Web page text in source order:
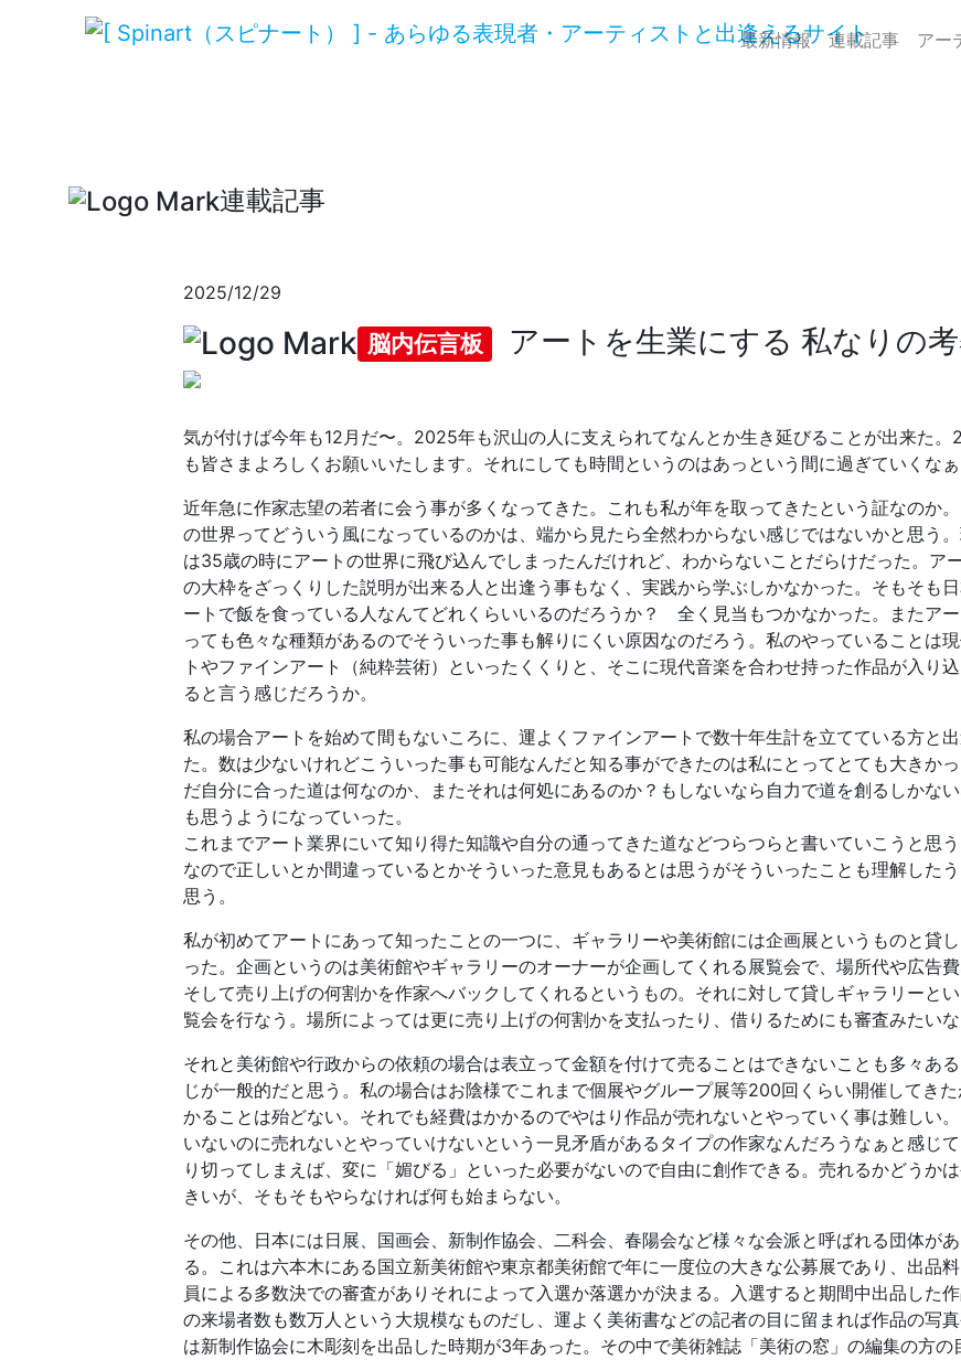
最新情報 連載記事 アー
連載記事
2025/12/29
脳内伝言板 アートを生業にする 私なりの考
気が付けば今年も12月だ〜。2025年も沢山の人に支えられてなんとか生き延びることが出来た
も皆さまよろしくお願いいたします。それにしても時間というのはあっという間に過ぎていくなぁ
近年急に作家志望の若者に会う事が多くなってきた。これも私が年を取ってきたという証なのか。
の世界ってどういう風になっているのかは、端から見たら全然わからない感じではないかと思う
は35歳の時にアートの世界に飛び込んでしまったんだけれど、わからないことだらけだった。ア
の大枠をざっくりした説明が出来る人と出逢う事もなく、実践から学ぶしかなかった。そもそも
ートで飯を食っている人なんてどれくらいいるのだろうか？ 全く見当もつかなかった。またア
っても色々な種類があるのでそういった事も解りにくい原因なのだろう。私のやっていることは
トやファインアート（純粋芸術）といったくくりと、そこに現代音楽を合わせ持った作品が入り
ると言う感じだろうか。
私の場合アートを始めて間もないころに、運よくファインアートで数十年生計を立てている方と
た。数は少ないけれどこういった事も可能なんだと知る事ができたのは私にとってとても大きか
だ自分に合った道は何なのか、またそれは何処にあるのか？もしないなら自力で道を創るしかな
も思うようになっていった。
これまでアート業界にいて知り得た知識や自分の通ってきた道などつらつらと書いていこうと思
なので正しいとか間違っているとかそういった意見もあるとは思うがそういったことも理解した
思う。
私が初めてアートにあって知ったことの一つに、ギャラリーや美術館には企画展というものと貸
った。企画というのは美術館やギャラリーのオーナーが企画してくれる展覧会で、場所代や広告
そして売り上げの何割かを作家へバックしてくれるというもの。それに対して貸しギャラリーと
覧会を行なう。場所によっては更に売り上げの何割かを支払ったり、借りるためにも審査みたい
それと美術館や行政からの依頼の場合は表立って金額を付けて売ることはできないことも多々あ
じが一般的だと思う。私の場合はお陰様でこれまで個展やグループ展等200回くらい開催してき
かることは殆どない。それでも経費はかかるのでやはり作品が売れないとやっていく事は難しい
いないのに売れないとやっていけないという一見矛盾があるタイプの作家なんだろうなぁと感じ
り切ってしまえば、変に「媚びる」といった必要がないので自由に創作できる。売れるかどうか
きいが、そもそもやらなければ何も始まらない。
その他、日本には日展、国画会、新制作協会、二科会、春陽会など様々な会派と呼ばれる団体が
る。これは六本木にある国立新美術館や東京都美術館で年に一度位の大きな公募展であり、出品
員による多数決での審査がありそれによって入選か落選かが決まる。入選すると期間中出品した
の来場者数も数万人という大規模なものだし、運よく美術書などの記者の目に留まれば作品の写
は新制作協会に木彫刻を出品した時期が3年あった。その中で美術雑誌「美術の窓」の編集の方